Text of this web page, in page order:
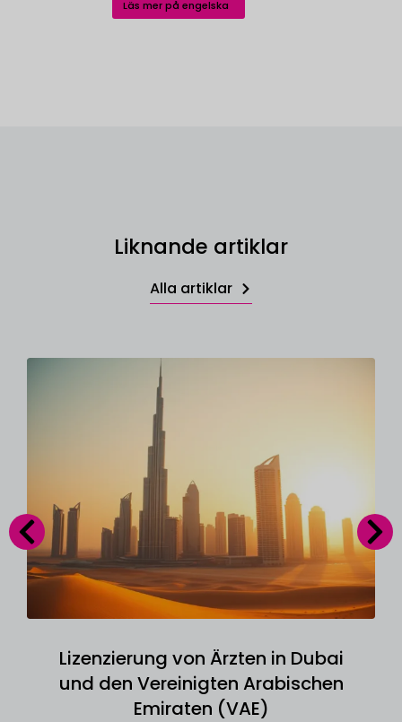
Läs mer på engelska
Liknande artiklar
Alla artiklar
Lizenzierung von Ärzten in Dubai
und den Vereinigten Arabischen
Emiraten (VAE)